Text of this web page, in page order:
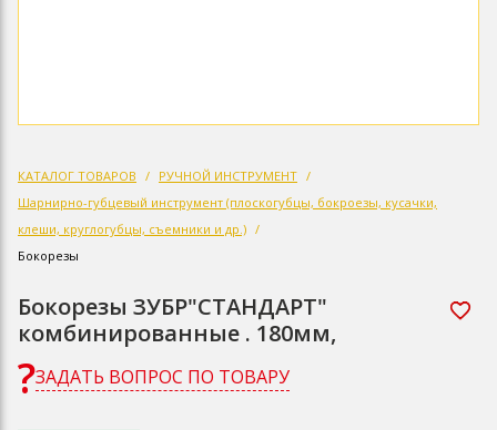
КАТАЛОГ ТОВАРОВ
РУЧНОЙ ИНСТРУМЕНТ
Шарнирно-губцевый инструмент (плоскогубцы, бокроезы, кусачки,
клеши, круглогубцы, съемники и др.)
Бокорезы
Бокорезы ЗУБР"СТАНДАРТ"
комбинированные . 180мм,
ЗАДАТЬ ВОПРОС ПО ТОВАРУ